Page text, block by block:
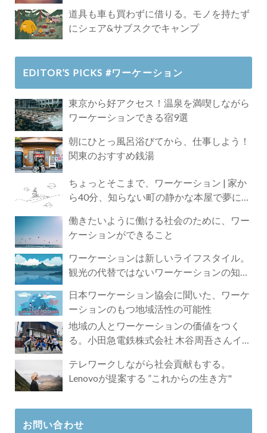
道具も車も買わずに借りる。モノを持たず
にシェア&サブスクでキャンプ
EDITOR’S PICKS #ワーケーション
東京から好アクセス！温泉を満喫しながら
ワーケーションできる宿9選
朝にひとっ風呂浴びてから、仕事しよう！
関東のおすすめ銭湯
ちょっとそこまで、ワーケーション | 家か
ら40分、知らない町の静かな本屋で夢に近
働きたいように働ける社会のために、ワー
ケーションができること
ワーケーションは新しいライフスタイル。
観光の代替ではないワーケーションの知ら
日本ワーケーション協会に聞いた、ワーケ
ーションのもつ地域活性の可能性
地域の人とワーケーションの価値をつく
る。小田急電鉄株式会社 木谷周吾さんイン
テレワークしながら社会貢献もする。
Lenovoが提案する ”これからの生き方"
お問い合わせ